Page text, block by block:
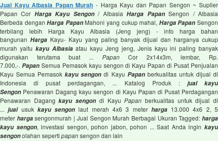
Jual Kayu Albasia Papan Murah - Harga Kayu dan Papan Sengon ~ Suplier
Papan Cor Harga Kayu Sengon/ AlbasiaHarga PapanSengon / Albasia
Berbeda denganHarga PapanMahoni yang cukup mahal, Harga Papan Sengon
terbilang lebih Harga Kayu Albasia (Jeng jeng) - info harga bahan
bangunan Harga Kayu- Kayu yang paling banyak dijual dan harganya cukup
murah yaitu kayu Albasiaatau kayu Jeng jeng, Jenis kayu ini paling banyak
digunakan terutama buat ... PapanCor 2x14x3m, lembar, Rp.
7.000,-. Papan Semua Pemasok kayu sengon di Kayu Papan di Pusat Penjualan
Kayu Semua Pemasokkayu sengon di Kayu Papanberkualitas untuk dijual di
Indonesia di pusat perdagangan, ... Katalog Produk : jual kayu
Sengon Penawaran Dagang kayu sengon di Kayu Papan di Pusat Perdagangan
Penawaran Dagangkayu sengon di KayuPapan berkualitas untuk dijual di
...jualusuk kayu sengon laut merah 4x6 3 meter harga13.000 4x6 2, 5
meter hargasengonmurah | Jual Sengon Murah Berbagai Ukuran Tagged:harga
kayu sengon, investasi sengon, pohon jabon, pohon ... Saat Anda inginkayu
sengonolahan seperti papansengon dan lain